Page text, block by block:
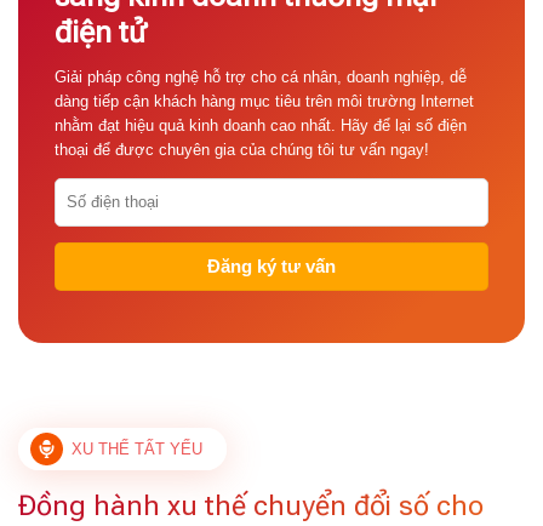
điện tử
Giải pháp công nghệ hỗ trợ cho cá nhân, doanh nghiệp, dễ
dàng tiếp cận khách hàng mục tiêu trên môi trường Internet
nhằm đạt hiệu quả kinh doanh cao nhất. Hãy để lại số điện
thoại để được chuyên gia của chúng tôi tư vấn ngay!
XU THẾ TẤT YẾU
Đồng hành xu thế chuyển đổi số cho